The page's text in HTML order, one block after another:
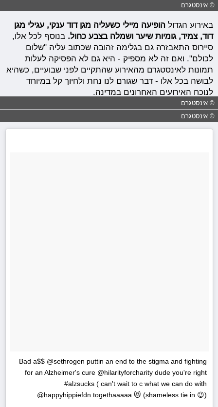
© אינסטגרם
באירוע הגדולהופיעה מיילי כשעליה מגן דוד ענקי, עגילי מגן
דוד, צמיד, גומיות שיער ושמלה בצבע כחול. בנוסף לכל אלו,
סיירוס התאבזרה גם בגלימה זהובה שכתוב עליה "שלום
לכולם". ואם זה לא מספיק - היא גם לא הפסיקה לעלות
תמונות לאינסטגרם מהאירוע שהתקיים לפני שבועיים, כשהיא
לבושה בכל אלו - דבר שגורם לנו נחת ולחיוך קל במיוחד
לנוכח האירועים האחרונים במדינה.
© אינסטגרם
© אינסטגרם
Bad a$$ @sethrogen puttin an end to the stigma and fighting
for an Alzheimer's cure @hilarityforcharity dude you're right
#alzsucks ( can't wait to c what we can do with
@happyhippiefdn togethaaaaa 😻 (shameless tie in 😉)